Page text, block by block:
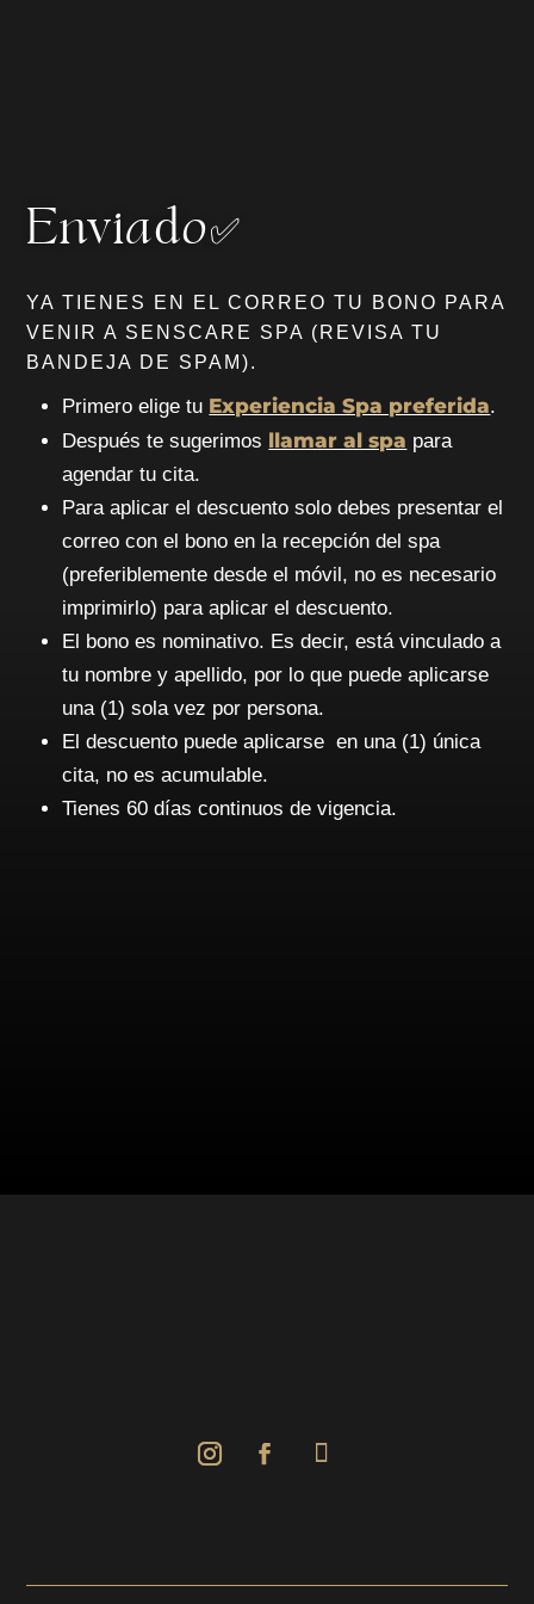
Enviado✅
YA TIENES EN EL CORREO TU BONO PARA
VENIR A SENSCARE SPA (REVISA TU
BANDEJA DE SPAM).
Primero elige tu Experiencia Spa preferida.
Después te sugerimos llamar al spa para
agendar tu cita.
Para aplicar el descuento solo debes presentar el
correo con el bono en la recepción del spa
(preferiblemente desde el móvil, no es necesario
imprimirlo) para aplicar el descuento.
El bono es nominativo. Es decir, está vinculado a
tu nombre y apellido, por lo que puede aplicarse
una (1) sola vez por persona.
El descuento puede aplicarse en una (1) única
cita, no es acumulable.
Tienes 60 días continuos de vigencia.